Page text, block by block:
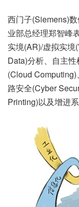
西门子(Siemens)
业部总经理郑智峰
实境(AR)/虚拟实
Data)分析、自主
(Cloud
路安全(Cyber
Printing)以及增进系